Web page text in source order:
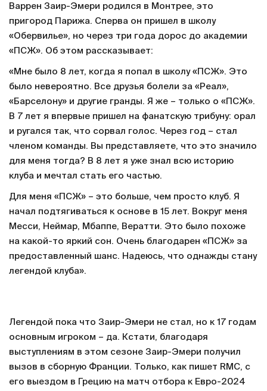
зрелый для своих лет. Думаю, скоро за ним будут
гоняться все ведущие клубы мира: «Реал»,
«Барселона», «Ман Сити». «ПСЖ» сильно повезло,
потому что такой талант играет именно за этот
Заир-Эмери – большой фанат «ПСЖ». В 17
лет уже получил вызов в сборную, но ждал
разрешения от родителей
Варрен Заир-Эмери родился в Монтрее, это
пригород Парижа. Сперва он пришел в школу
«Обервилье», но через три года дорос до академии
«ПСЖ». Об этом рассказывает:
«Мне было 8 лет, когда я попал в школу «ПСЖ». Это
было невероятно. Все друзья болели за «Реал»,
«Барселону» и другие гранды. Я же – только о «ПСЖ».
В 7 лет я впервые пришел на фанатскую трибуну: орал
и ругался так, что сорвал голос. Через год – стал
членом команды. Вы представляете, что это значило
Для меня «ПСЖ» – это больше, чем просто клуб. Я
начал подтягиваться к основе в 15 лет. Вокруг меня
Месси, Неймар, Мбаппе, Вератти. Это было похоже
на какой-то яркий сон. Очень благодарен «ПСЖ» за
предоставленный шанс. Надеюсь, что однажды стану